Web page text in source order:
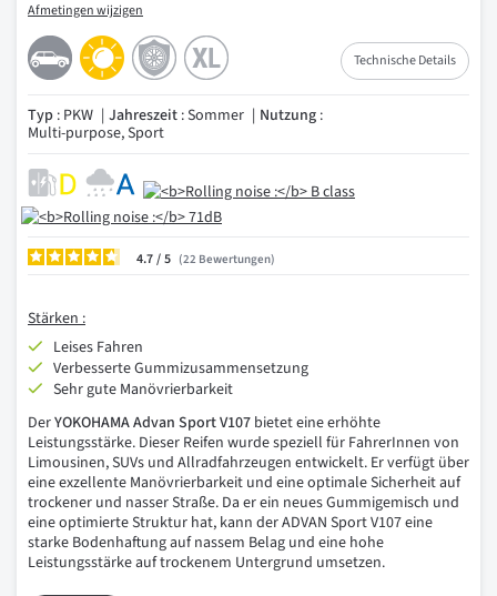
Afmetingen wijzigen
Technische Details
Typ : PKW Jahreszeit : Sommer Nutzung :
Multi-purpose, Sport
4.7/ 22 Bewertungen
Stärken :
Leises Fahren
Verbesserte Gummizusammensetzung
Sehr gute Manövrierbarkeit
DerYOKOHAMA Advan Sport V107 bietet eine erhöhte
Leistungsstärke. Dieser Reifen wurde speziell für FahrerInnen von
Limousinen, SUVs und Allradfahrzeugen entwickelt. Er verfügt über
eine exzellente Manövrierbarkeit und eine optimale Sicherheit auf
trockener und nasser Straße. Da er ein neues Gummigemisch und
eine optimierte Struktur hat, kann der ADVAN Sport V107 eine
starke Bodenhaftung auf nassem Belag und eine hohe
Leistungsstärke auf trockenem Untergrund umsetzen.